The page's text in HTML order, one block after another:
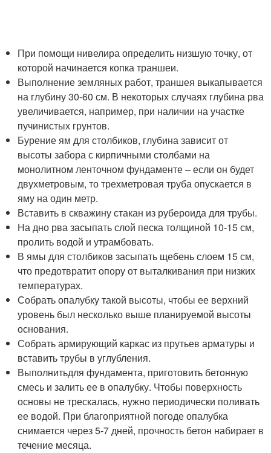
При помощи нивелира определить низшую точку, от
которой начинается копка траншеи.
Выполнение земляных работ, траншея выкапывается
на глубину 30-60 см. В некоторых случаях глубина рва
увеличивается, например, при наличии на участке
пучинистых грунтов.
Бурение ям для столбиков, глубина зависит от
высоты забора с кирпичными столбами на
монолитном ленточном фундаменте – если он будет
двухметровым, то трехметровая труба опускается в
яму на один метр.
Вставить в скважину стакан из рубероида для трубы.
На дно рва засыпать слой песка толщиной 10-15 см,
пролить водой и утрамбовать.
В ямы для столбиков засыпать щебень слоем 15 см,
что предотвратит опору от выталкивания при низких
температурах.
Собрать опалубку такой высоты, чтобы ее верхний
уровень был несколько выше планируемой высоты
основания.
Собрать армирующий каркас из прутьев арматуры и
вставить трубы в углубления.
Выполнитьдля фундамента, приготовить бетонную
смесь и залить ее в опалубку. Чтобы поверхность
основы не трескалась, нужно периодически поливать
ее водой. При благоприятной погоде опалубка
снимается через 5-7 дней, прочность бетон набирает в
течение месяца.